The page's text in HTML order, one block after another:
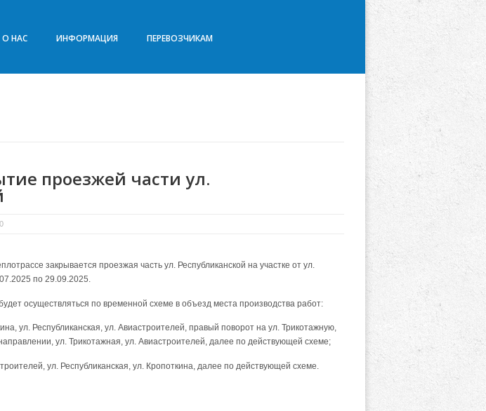
О НАС ИНФОРМАЦИЯ ПЕРЕВОЗЧИКАМ
проезжей части ул.
закрывается проезжая часть ул. Республиканской на участке от ул.
по 29.09.2025.
осуществляться по временной схеме в объезд места производства работ:
ул. Республиканская, ул. Авиастроителей, правый поворот на ул. Трикотажную,
ул. Трикотажная, ул. Авиастроителей, далее по действующей схеме;
ул. Республиканская, ул. Кропоткина, далее по действующей схеме.